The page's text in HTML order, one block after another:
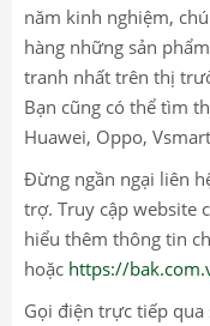
năm kinh nghiệm,
hàng những sản
tranh nhất trên thị
Bạn cũng có thể tìm
Huawei, Oppo,
Đừng ngần ngại liên
trợ. Truy cập website
hiểu thêm thông tin
hoặc https://
Gọi điện trực tiếp